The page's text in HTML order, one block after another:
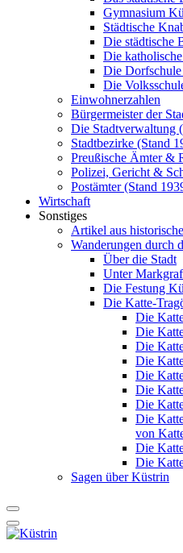
Gymnasium
Städtische
Die städtische
Die
Die
Die
Einwohnerzahlen
Bürgermeister der
Die Stadtverwaltung
Stadtbezirke (Stand
Preußische Ämter &
Polizei, Gericht &
Postämter (Stand
Wirtschaft
Sonstiges
Artikel aus
Wanderungen durch
Über die Stadt
Unter
Die Festung
Die Katte-
Die
Die
Die
Die
Die
Die
Die
Die
von
Die
Die
Sagen über Küstrin